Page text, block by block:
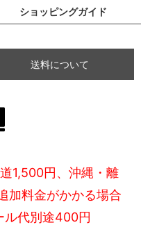
ショッピングガイド
送料について
1,500円、沖縄・離
加料金がかかる場合
ル代別途400円